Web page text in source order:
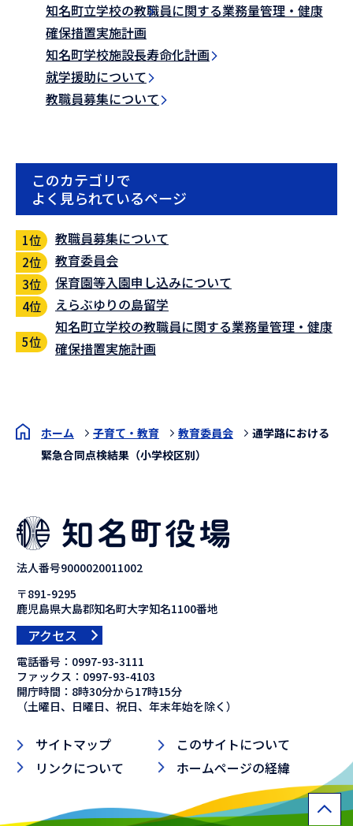
知名町立学校の教職員に関する業務量管理・健康
確保措置実施計画
知名町学校施設長寿命化計画
就学援助について
教職員募集について
このカテゴリで
よく見られているページ
教職員募集について
教育委員会
保育園等入園申し込みについて
えらぶゆりの島留学
知名町立学校の教職員に関する業務量管理・健康
確保措置実施計画
ホーム 子育て・教育 教育委員会
通学路における
緊急合同点検結果（小学校区別）
法人番号9000020011002
〒891-9295
鹿児島県大島郡知名町大字知名1100番地
アクセス
電話番号： 0997-93-3111
ファックス： 0997-93-4103
開庁時間：8時30分から17時15分
（土曜日、日曜日、祝日、年末年始を除く）
サイトマップ
このサイトについて
リンクについて
ホームページの経緯